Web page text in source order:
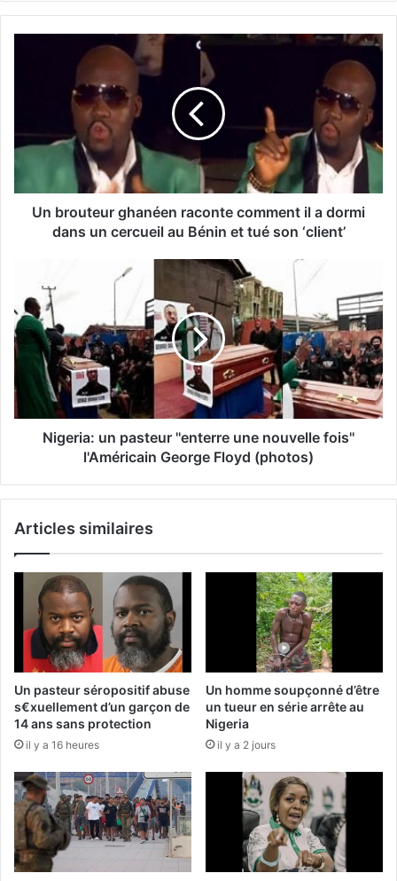
Un brouteur ghanéen raconte comment il a dormi
dans un cercueil au Bénin et tué son ‘client’
Nigeria: un pasteur ''enterre une nouvelle fois''
l'Américain George Floyd (photos)
Articles similaires
Un pasteur séropositif abuse
s€xuellement d’un garçon de
14 ans sans protection
il y a 16 heures
Un homme soupçonné d’être
un tueur en série arrête au
Nigeria
il y a 2 jours